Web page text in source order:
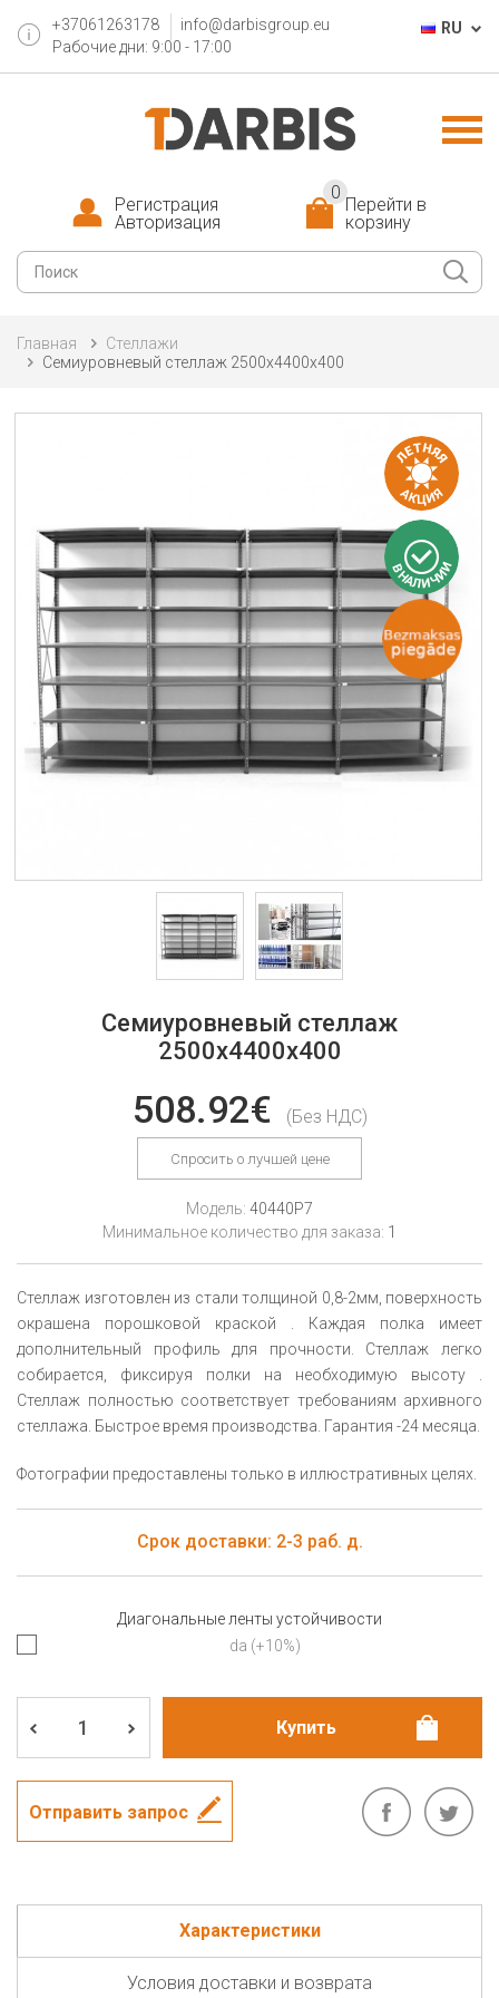
+37061263178
info@darbisgroup.eu
Рабочие дни: 9:00 - 17:00
RU
Перейти в
корзину
0
Регистрация
Авторизация
Главная
Cтеллажи
Семиуровневый стеллаж 2500x4400x400
Семиуровневый стеллаж
2500x4400x400
508.92€ (Без НДС)
Спросить о лучшей цене
Модель: 40440P7
Минимальное количество для заказа: 1
Стеллаж изготовлен из стали толщиной 0,8-2мм, поверхность
окрашена порошковой краской . Каждая полка имеет
дополнительный профиль для прочности. Стеллаж легко
собирается, фиксируя полки на необходимую высоту .
Стеллаж полностью соответствует требованиям архивного
стеллажа. Быстрое время производства. Гарантия -24 месяца.
Фотографии предоставлены только в иллюстративных целях.
Срок доставки: 2-3 раб. д.
Диагональные ленты устойчивости
da (+10%)
Отправить запрос
Характеристики
Условия доставки и возврата